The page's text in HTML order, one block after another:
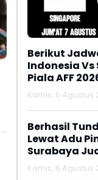
Berikut
Indonesia
Piala AFF
Kamis, 6 Agustus
Berhasil
Lewat Adu
Surabaya
2026
Kamis, 6 Agustus